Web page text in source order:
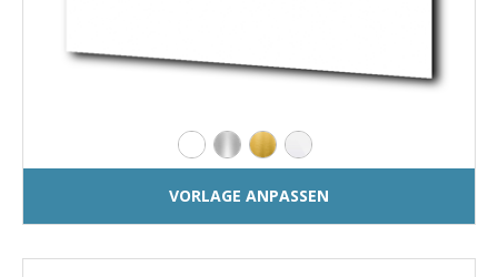
VORLAGE ANPASSEN